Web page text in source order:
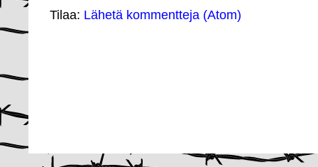
Tilaa: Lähetä kommentteja (Atom)